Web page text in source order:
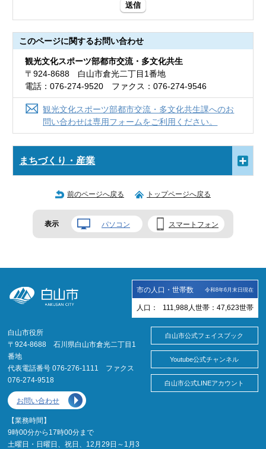
送信
このページに関するお問い合わせ
観光文化スポーツ部都市交流・多文化共生
〒924-8688 白山市倉光二丁目1番地
電話：076-274-9520 ファクス：076-274-9546
観光文化スポーツ部都市交流・多文化共生課へのお
問い合わせは専用フォームをご利用ください。
まちづくり・産業
前のページへ戻る トップページへ戻る
表示 パソコン スマートフォン
市の人口・世帯数 令和8年6月末日現在
人口： 111,988 人 世帯： 47,623世帯
白山市役所
〒924-8688 石川県白山市倉光二丁目1
番地
代表電話番号 076-276-1111 ファクス
076-274-9518
お問い合わせ
【業務時間】
9時00分から17時00分まで
土曜日・日曜日、祝日、12月29日～1月3
白山市公式フェイスブック
Youtube公式チャンネル
白山市公式LINEアカウント